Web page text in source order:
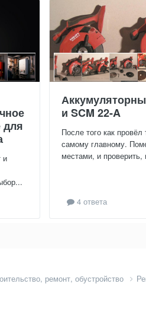
для
и
и SCM 22-A
После того как
самому главному.
местами, и проверить,
4 ответа
ремонт, обустройство